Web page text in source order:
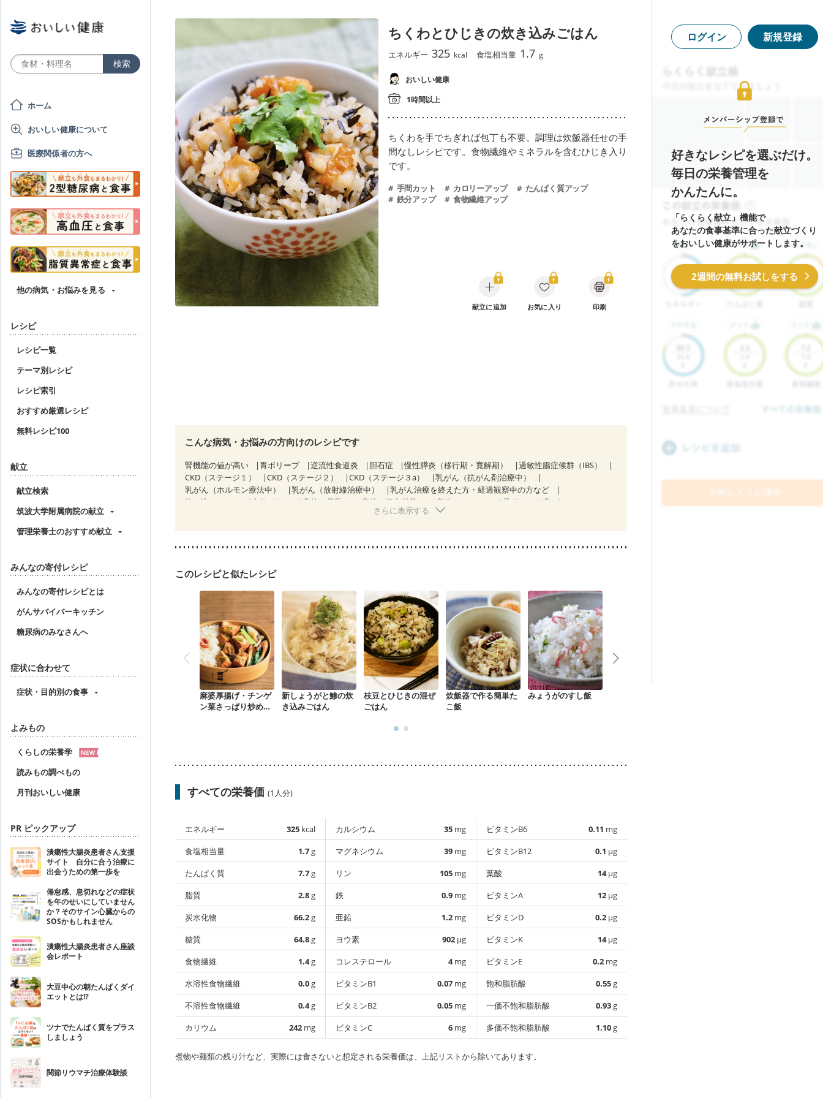
ホーム
おいしい健康について
医療関係者の方へ
他の病気・お悩みを見る
レシピ
レシピ一覧
テーマ別レシピ
レシピ索引
おすすめ厳選レシピ
無料レシピ100
献立
献立検索
筑波大学附属病院の献立
管理栄養士のおすすめ献立
みんなの寄付レシピ
みんなの寄付レシピとは
がんサバイバーキッチン
糖尿病のみなさんへ
症状に合わせて
症状・目的別の食事
よみもの
くらしの栄養学
読みもの調べもの
月刊おいしい健康
PR ピックアップ
潰瘍性大腸炎患者さん支援
サイト 自分に合う治療に
出会うための第一歩を
倦怠感、息切れなどの症状
を年のせいにしていません
か？そのサイン心臓からの
SOSかもしれません
潰瘍性大腸炎患者さん座談
会レポート
大豆中心の朝たんぱくダイ
エットとは!?
ツナでたんぱく質をプラス
しましょう
関節リウマチ治療体験談
ちくわとひじきの炊き込みごはん
エネルギー 325 kcal 食塩相当量 1.7 g
おいしい健康
1時間以上
ちくわを手でちぎれば包丁も不要。調理は炊飯器任せの手
間なしレシピです。食物繊維やミネラルを含むひじき入り
です。
手間カット カロリーアップ
たんぱく質アップ
鉄分アップ
食物繊維アップ
献立に追加 お気に入り 印刷
こんな病気・お悩みの方向けのレシピです
腎機能の値が高い 胃ポリープ 逆流性食道炎 胆石症 慢性膵炎（移行期・寛解期）
過敏性腸症候群（IBS）
CKD（ステージ１）
CKD（ステージ２） CKD（ステージ３a）
乳がん（抗がん剤治療中）
乳がん（ホルモン療法中）
乳がん（放射線治療中）
乳がん治療を終えた方・経過観察中の方など
飲み込みにくい
食欲がない 産後（母乳） 産後（混合栄養） 産後（ミルク）
骨粗しょう症
低栄養予防 更年期
さらに表示する
このレシピと似たレシピ
麻婆厚揚げ・チンゲ
ン菜さっぱり炒め・
新しょうがと鯵の炊
き込みごはん
枝豆とひじきの混ぜ
ごはん
炊飯器で作る簡単た
こ飯
みょうがのすし飯
すべての栄養価 (1人分)
エネルギー 325 kcal
食塩相当量
1.7g
たんぱく質
7.7g
脂質
2.8g
炭水化物
66.2g
糖質
64.8g
食物繊維
1.4g
水溶性食物繊維
0.0g
不溶性食物繊維
0.4g
カリウム
242 mg
カルシウム 35 mg
マグネシウム
39 mg
リン
105 mg
鉄
0.9 mg
亜鉛
1.2 mg
ヨウ素
902 µg
コレステロール
4mg
ビタミンB1
0.07 mg
ビタミンB2
0.05 mg
ビタミンC
6 mg
ビタミンB6 0.11 mg
ビタミンB12
0.1 µg
葉酸
14µg
ビタミンA
12 µg
ビタミンD
0.2 µg
ビタミンK
14µg
ビタミンE
0.2 mg
飽和脂肪酸
0.55g
一価不飽和脂肪酸
0.93g
多価不飽和脂肪酸
1.10g
煮物や麺類の残り汁など、実際には食さないと想定される栄養価は、上記リストから除いてあります。
ログイン 新規登録
好きなレシピを選ぶだけ。
毎日の栄養管理を
かんたんに。
「らくらく献立」機能で
あなたの食事基準に合った献立づくり
をおいしい健康がサポートします。
2週間の無料お試しをする